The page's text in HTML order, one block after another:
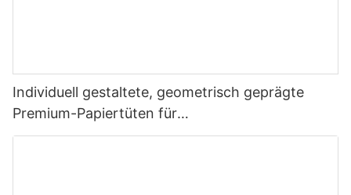
Individuell gestaltete, geometrisch geprägte
Premium-Papiertüten für
Luxusbekleidungsmarken